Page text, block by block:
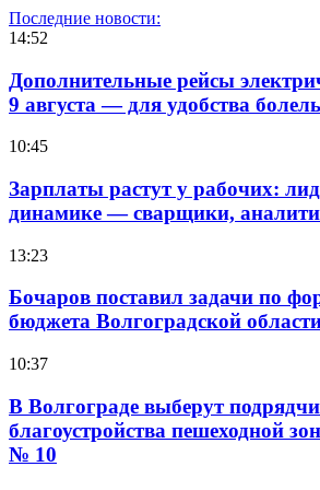
Последние новости:
14:52
Дополнительные рейсы
9 августа — для удобства
10:45
Зарплаты растут у рабочих:
динамике — сварщики,
13:23
Бочаров поставил задачи по
бюджета Волгоградской
10:37
В Волгограде выберут
благоустройства пешеходной
№ 10